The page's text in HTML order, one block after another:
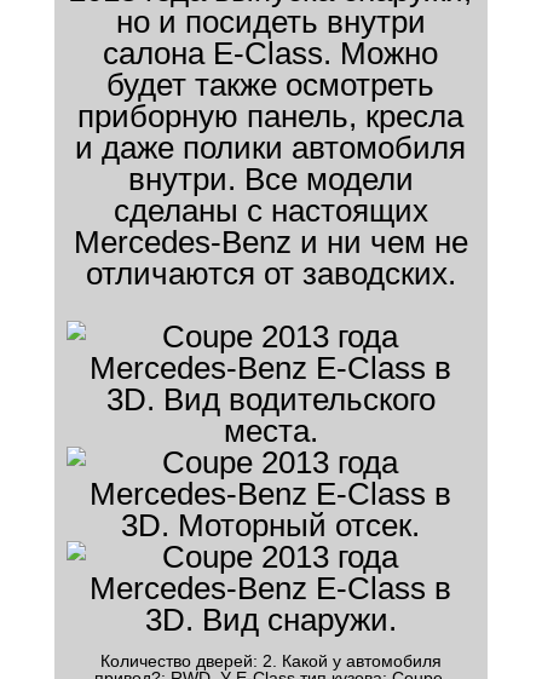
но и посидеть внутри
салона E-Class. Можно
будет также осмотреть
приборную панель, кресла
и даже полики автомобиля
внутри. Все модели
сделаны с настоящих
Mercedes-Benz и ни чем не
отличаются от заводских.
Количество дверей: 2. Какой у автомобиля